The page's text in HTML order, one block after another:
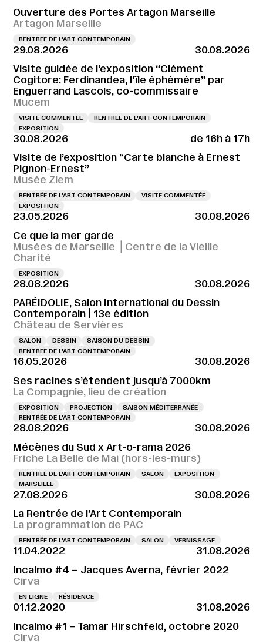
Ouverture des Portes Artagon Marseille
Artagon Marseille
RENTRÉE DE L'ART CONTEMPORAIN
29.08.2026
30.08.2026
Visite guidée de l’exposition “Clément
Cogitore: Ferdinandea, l’île éphémère” par
Enguerrand Lascols, co-commissaire
Mucem
VISITE COMMENTÉE
RENTRÉE DE L'ART CONTEMPORAIN
EXPOSITION
30.08.2026
de 16h à 17h
Visite de l’exposition “Carte blanche à Ernest
Pignon-Ernest”
Musée Ziem
RENTRÉE DE L'ART CONTEMPORAIN
VISITE COMMENTÉE
EXPOSITION
23.05.2026
30.08.2026
Ce que la mer garde
Musées de Marseille ⎪Centre de la Vieille
Charité
EXPOSITION
28.08.2026
30.08.2026
PARÉIDOLIE, Salon International du Dessin
Contemporain | 13e édition
Château de Servières
SALON DESSIN
SAISON DU DESSIN
RENTRÉE DE L'ART CONTEMPORAIN
16.05.2026
30.08.2026
Ses racines s’étendent jusqu’à 7000km
La Compagnie, lieu de création
EXPOSITION PROJECTION
SAISON MÉDITERRANÉE
RENTRÉE DE L'ART CONTEMPORAIN
28.08.2026
30.08.2026
Mécènes du Sud x Art-o-rama 2026
Friche La Belle de Mai (hors-les-murs)
RENTRÉE DE L'ART CONTEMPORAIN SALON
EXPOSITION
MARSEILLE
27.08.2026
30.08.2026
La Rentrée de l’Art Contemporain
La programmation de PAC
RENTRÉE DE L'ART CONTEMPORAIN SALON VERNISSAGE
11.04.2022
31.08.2026
Incalmo #4 – Jacques Averna, février 2022
Cirva
EN LIGNE RÉSIDENCE
01.12.2020
31.08.2026
Incalmo #1 – Tamar Hirschfeld, octobre 2020
Cirva